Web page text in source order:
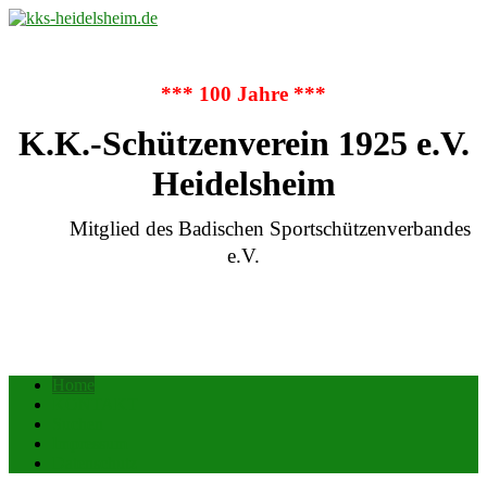
*** 100 Jahre ***
K.K.-Schützenverein 1925 e.V.
Heidelsheim
Mitglied des Badischen Sportschützenverbandes
e.V.
Home